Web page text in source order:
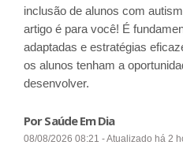
inclusão de alunos com
artigo é para você! É
adaptadas e estratégias
os alunos tenham a
desenvolver.
Por Saúde Em Dia
08/08/2026 08:21 - Atualizado há 2